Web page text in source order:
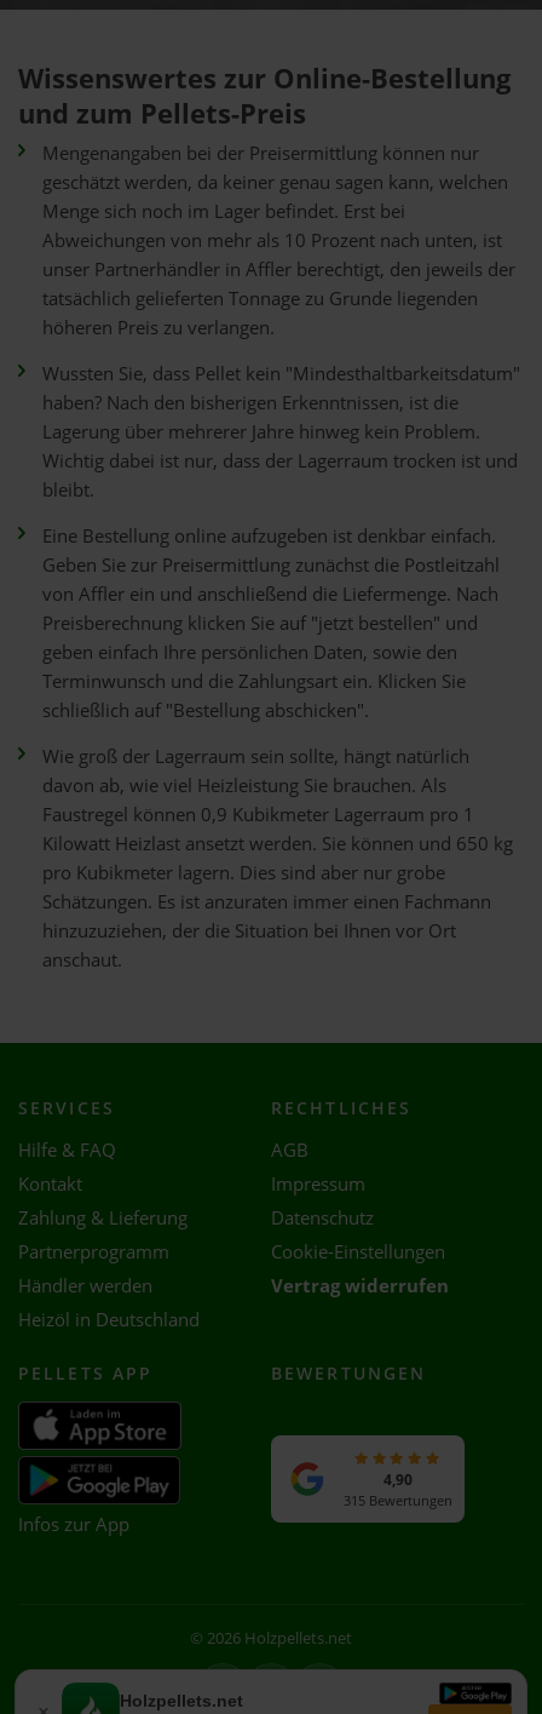
Wissenswertes zur Online-Bestellung
und zum Pellets-Preis
Mengenangaben bei der Preisermittlung können nur
geschätzt werden, da keiner genau sagen kann, welchen
Menge sich noch im Lager befindet. Erst bei
Abweichungen von mehr als 10 Prozent nach unten, ist
unser Partnerhändler in Affler berechtigt, den jeweils der
tatsächlich gelieferten Tonnage zu Grunde liegenden
höheren Preis zu verlangen.
Wussten Sie, dass Pellet kein "Mindesthaltbarkeitsdatum"
haben? Nach den bisherigen Erkenntnissen, ist die
Lagerung über mehrerer Jahre hinweg kein Problem.
Wichtig dabei ist nur, dass der Lagerraum trocken ist und
bleibt.
Eine Bestellung online aufzugeben ist denkbar einfach.
Geben Sie zur Preisermittlung zunächst die Postleitzahl
von Affler ein und anschließend die Liefermenge. Nach
Preisberechnung klicken Sie auf "jetzt bestellen" und
geben einfach Ihre persönlichen Daten, sowie den
Terminwunsch und die Zahlungsart ein. Klicken Sie
schließlich auf "Bestellung abschicken".
Wie groß der Lagerraum sein sollte, hängt natürlich
davon ab, wie viel Heizleistung Sie brauchen. Als
Faustregel können 0,9 Kubikmeter Lagerraum pro 1
Kilowatt Heizlast ansetzt werden. Sie können und 650 kg
pro Kubikmeter lagern. Dies sind aber nur grobe
Schätzungen. Es ist anzuraten immer einen Fachmann
hinzuzuziehen, der die Situation bei Ihnen vor Ort
anschaut.
Holzpellets.net
SERVICES
Hilfe & FAQ
Kontakt
Zahlung & Lieferung
Partnerprogramm
Händler werden
Heizöl in Deutschland
RECHTLICHES
AGB
Impressum
Datenschutz
Cookie-Einstellungen
Vertrag widerrufen
PELLETS APP
Infos zur App
BEWERTUNGEN
4,90
315 Bewertungen
© 2026 Holzpellets.net
Facebook